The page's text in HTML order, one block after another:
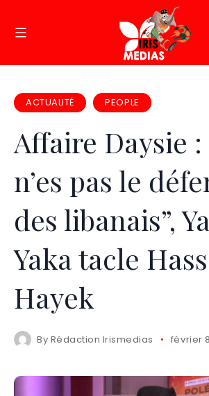
ACTUALITÉ PEOPLE
Affaire Daysie :
n’es pas le
des libanais”,
Yaka tacle
Hayek
By Rédaction Irismedias février